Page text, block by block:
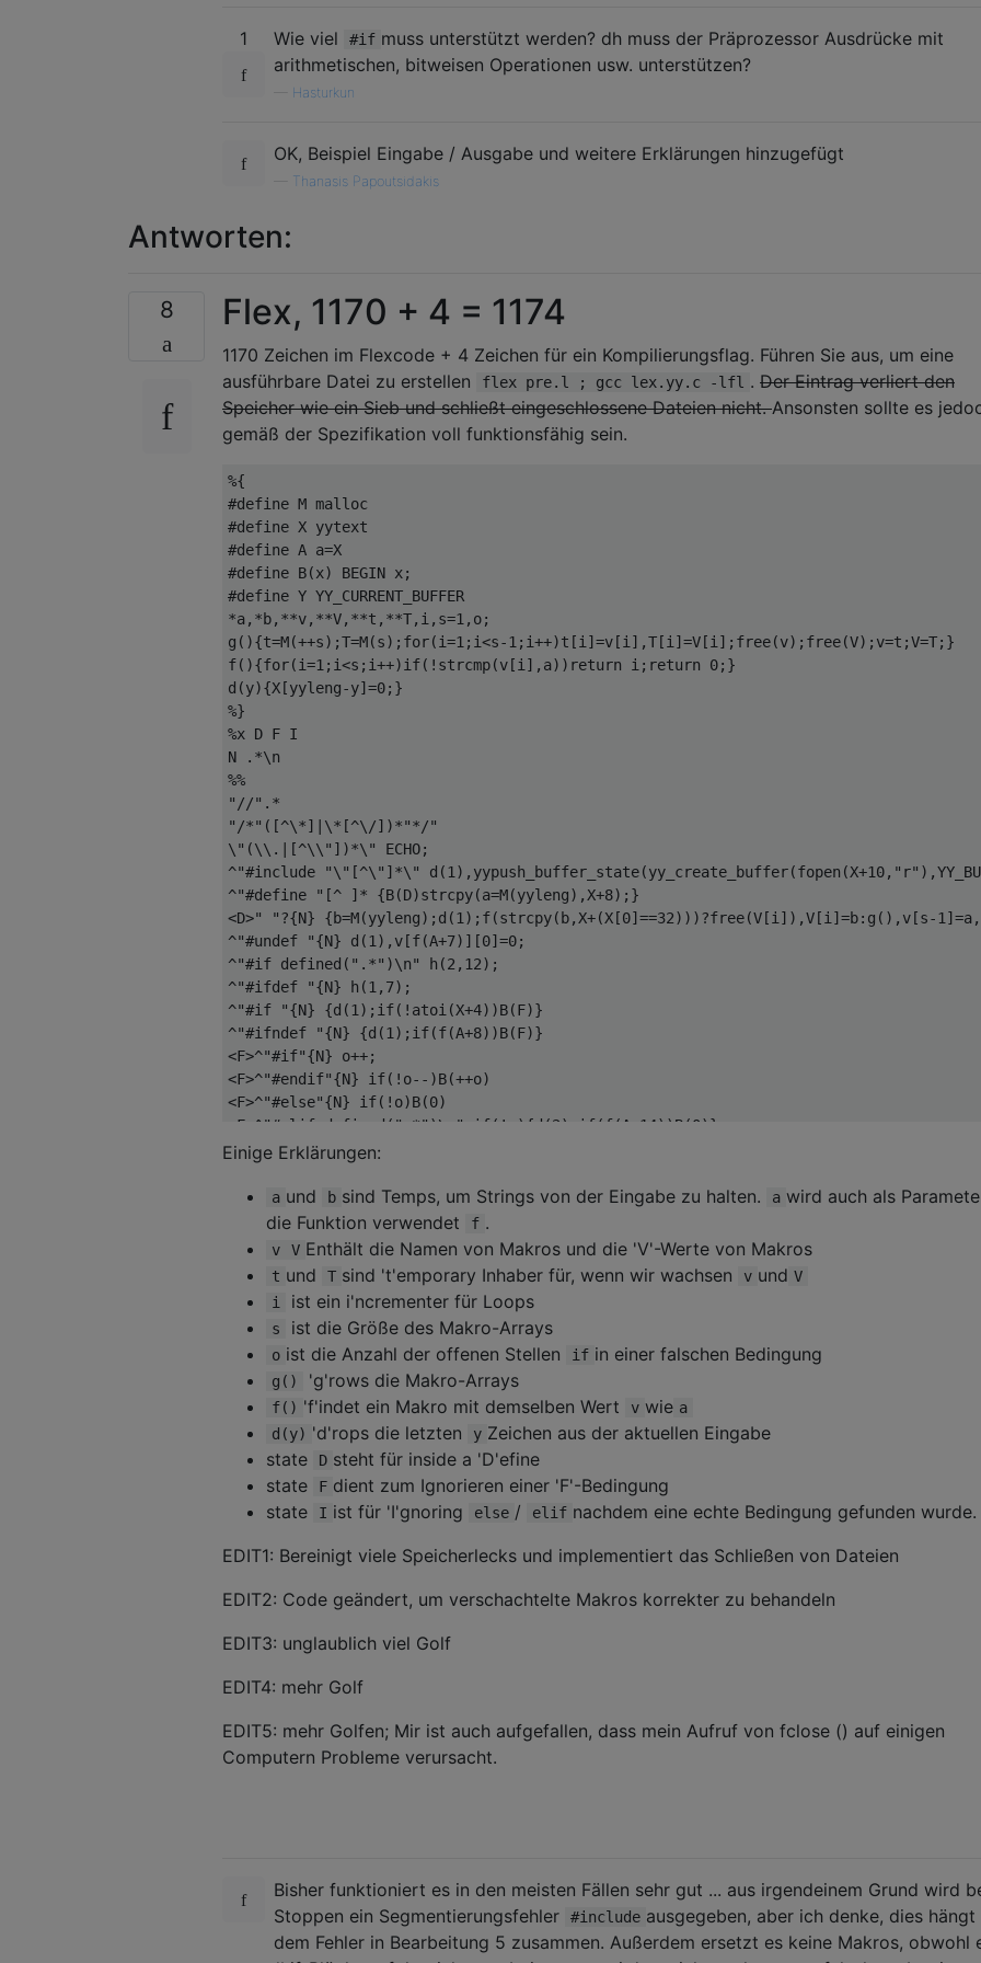
----Input file baz.h (Included header)
int baz(int * i)
    return *i;
#define BAZZER(i) (baz(&i), i+=2, baz(&i))
#endif // _BAZ_H_
----Output file foopp.c (no edits)
int baz(int * i)
{
    *i = 4 * (*i + 2);
    return *i;
}
int main(int argc, char ** argv)
{
    return (baz(&argc), argc+=2, baz(&argc));
}
----Output file foopp2.c (with foo.c's first line removed)
int main()
{return 0;}
----Output file foopp3.c (with bar.h's line "#define NEEDS_BAZZER" removed)
int bar(int * i)
{
    *i += 4 + *i;
    return *i;
}
int main(int argc, char ** argv)
{
    return (bar(&argc), argc*=2, bar(&argc));
1 Wie viel #if muss unterstützt werden? dh muss der Präprozessor Ausdrücke mit
arithmetischen, bitweisen Operationen usw. unterstützen?
Hasturkun
OK, Beispiel Eingabe / Ausgabe und weitere Erklärungen hinzugefügt
Thanasis Papoutsidakis
Antworten:
8 Flex, 1170 + 4 = 1174
1170 Zeichen im Flexcode + 4 Zeichen für ein Kompilierungsflag. Führen Sie aus, um eine
ausführbare Datei zu erstellen
flex pre.l ; gcc lex.yy.c -lfl . Der Eintrag verliert den
Speicher wie ein Sieb und schließt eingeschlossene Dateien nicht.Ansonsten sollte es
gemäß der Spezifikation voll funktionsfähig sein.
%{
#define M malloc
#define X yytext
#define A a=X
#define B(x) BEGIN x;
#define Y YY_CURRENT_BUFFER
*a,*b,**v,**V,**t,**T,i,s=1,o;
g(){t=M(++s);T=M(s);for(i=1;i<s-1;i++)t[i]=v[i],T[i]=V[i];free(v);free(V);v=t;V=T;}
f(){for(i=1;i<s;i++)if(!strcmp(v[i],a))return i;return 0;}
d(y){X[yyleng-y]=0;}
%}
%x D F I
N .*\n
%%
"//".*
"/*"([^\*]|\*[^\/])*"*/"
\"(\\.|[^\\"])*\" ECHO;
^"#include "\"[^\"]*\"
^"#define "[^ ]* {B(D)strcpy(a=M(yyleng),X+8);}
<D>" "?{N} {b=M(yyleng);d(1);f(strcpy(b,X+(X[0]==32)))?free(V[i]),V[i]=b:g(),v[s-
^"#undef "{N} d(1),v[f(A+7)][0]=0;
^"#if defined(".*")\n" h(2,12);
^"#ifdef "{N} h(1,7);
^"#if "{N} {d(1);if(!atoi(X+4))B(F)}
^"#ifndef "{N} {d(1);if(f(A+8))B(F)}
<F>^"#if"{N} o++;
<F>^"#endif"{N} if(!o--)B(++o)
<F>^"#else"{N} if(!o)B(0)
<F>^"#elif defined(".*")\n" if(!o){d(2);if(f(A+14))B(0)}
<F>^"#elif "{N} if(!o){d(1);if(atoi(X+6))B(0)}
^"#endif"{N}
^"#el"("se"|"if"){N} B(I)
<I>^"#endif"{N} B(0)
[a-zA-Z_][a-zA-Z_0-9]* printf(f(A)?V[i]:a);
<<EOF>> {a=Y;yypop_buffer_state();if(!Y)exit(0);fclose(a);}
Einige Erklärungen:
a und b sind Temps, um Strings von der Eingabe zu halten. a wird auch als
die Funktion verwendet
f .
v V Enthält die Namen von Makros und die 'V'-Werte von Makros
t und T sind 't'emporary Inhaber für, wenn wir wachsen v und V
i
ist ein i'ncrementer für Loops
s ist die Größe des Makro-Arrays
o ist die Anzahl der offenen Stellen if in einer falschen Bedingung
g() 'g'rows die Makro-Arrays
f() 'f'indet ein Makro mit demselben Wert v wie a
d(y) 'd'rops die letzten y Zeichen aus der aktuellen Eingabe
state
D steht für inside a 'D'efine
state
F dient zum Ignorieren einer 'F'-Bedingung
state
I ist für 'I'gnoring else / elif nachdem eine echte Bedingung gefunden wurde.
EDIT1: Bereinigt viele Speicherlecks und implementiert das Schließen von Dateien
EDIT2: Code geändert, um verschachtelte Makros korrekter zu behandeln
EDIT3: unglaublich viel Golf
EDIT4: mehr Golf
EDIT5: mehr Golfen; Mir ist auch aufgefallen, dass mein Aufruf von fclose () auf einigen
Computern Probleme verursacht.
Bisher funktioniert es in den meisten Fällen sehr gut ... aus irgendeinem Grund wird
Stoppen ein Segmentierungsfehler
#include ausgegeben, aber ich denke, dies
dem Fehler in Bearbeitung 5 zusammen. Außerdem ersetzt es keine Makros, obwohl